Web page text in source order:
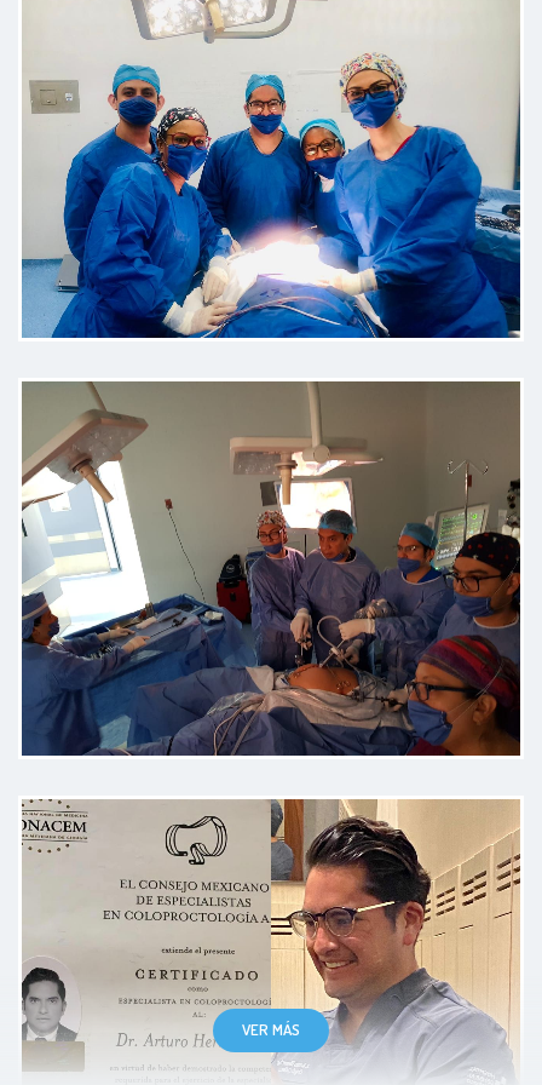
Tratamiento eficaz, actualizado y a
la vanguardia, gran atención por
parte de todo su equipo.
Desde la entrada un trato
excelente , el Doctor Arturo
Herrera es excepcional profesional
y gran ser humano junto con su
equipo, detalla los pasos y
resultados de una manera
enormemente!
Paciente
VER MÁS